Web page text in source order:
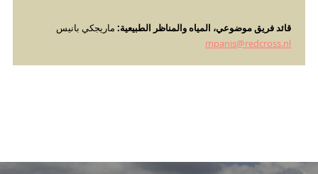
قائد فريق موضوعي، المياه والمناظر الطبيعية:ماريجكي بانيس
mpanis@redcross.nl